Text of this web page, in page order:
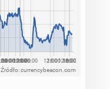
Źródło: currencybeacon.com